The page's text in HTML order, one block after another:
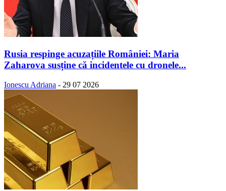
Rusia respinge acuzațiile României: Maria
Zaharova susține că incidentele cu dronele...
Ionescu Adriana - 29 07 2026